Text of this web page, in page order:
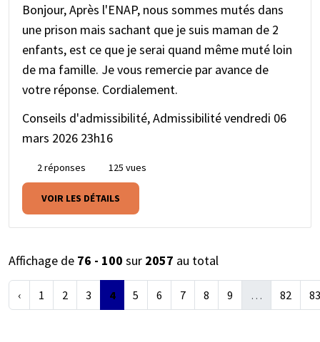
Bonjour, Après l'ENAP, nous sommes mutés dans
une prison mais sachant que je suis maman de 2
enfants, est ce que je serai quand même muté loin
de ma famille. Je vous remercie par avance de
votre réponse. Cordialement.
Conseils d'admissibilité, Admissibilitévendredi 06
mars 2026 23h16
2 réponses 125 vues
VOIR LES DÉTAILS
Affichage de 76 - 100 sur 2057 au total
‹ 1 2 3 4 5 6 7 8 9 … 82 83